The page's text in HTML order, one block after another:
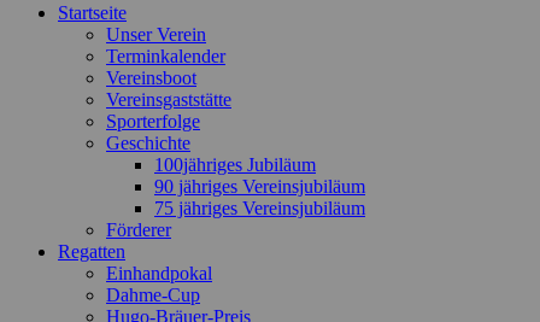
Startseite
Unser Verein
Terminkalender
Vereinsboot
Vereinsgaststätte
Sporterfolge
Geschichte
100jähriges Jubiläum
90 jähriges Vereinsjubiläum
75 jähriges Vereinsjubiläum
Förderer
Regatten
Einhandpokal
Dahme-Cup
Hugo-Bräuer-Preis